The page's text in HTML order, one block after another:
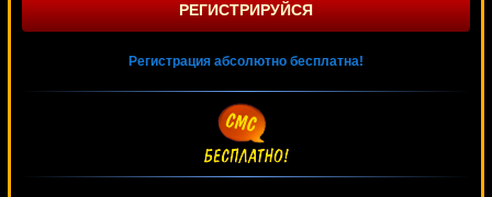
РЕГИСТРИРУЙСЯ
Регистрация абсолютно бесплатна!